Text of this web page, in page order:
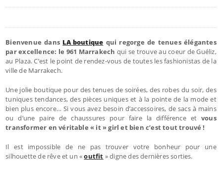
Bienvenue dans LA boutique qui regorge de tenues élégantes
par excellence: le 961 Marrakech qui se trouve au coeur de Guéliz,
au Plaza. C’est le point de rendez-vous de toutes les fashionistas de la
ville de Marrakech.
Une jolie boutique pour des tenues de soirées, des robes du soir, des
tuniques tendances, des pièces uniques et à la pointe de la mode et
bien plus encore… Si vous avez besoin d’accessoires, de sacs à mains
ou d’une paire de chaussures pour faire la différence etvous
transformer en véritable « it » girl et bien c’est tout trouvé !
Il est impossible de ne pas trouver votre bonheur pour une
silhouette de rêve et un «outfit » digne des dernières sorties.